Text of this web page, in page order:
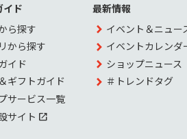
イド
ら探す
から探す
イド
ギフトガイド
サービス一覧
サイト
最新情報
イベント＆ニュー
イベントカレンダ
ショップニュース
＃トレンドタグ